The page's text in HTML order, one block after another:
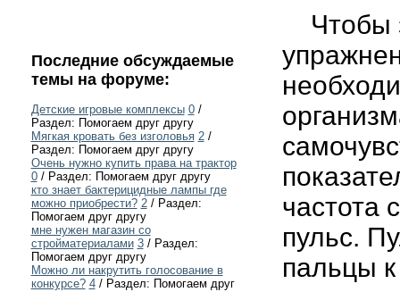
Последние обсуждаемые
темы на форуме:
Детские игровые комплексы 0/
Раздел: Помогаем друг другу
Мягкая кровать без изголовья 2/
Раздел: Помогаем друг другу
Очень нужно купить права на трактор
0/ Раздел: Помогаем друг другу
кто знает бактерицидные лампы где
можно приобрести? 2/ Раздел:
Помогаем друг другу
мне нужен магазин со
стройматериалами 3/ Раздел:
Помогаем друг другу
Можно ли накрутить голосование в
конкурсе? 4/ Раздел: Помогаем друг
Чтобы
частота
пульс.
пальцы